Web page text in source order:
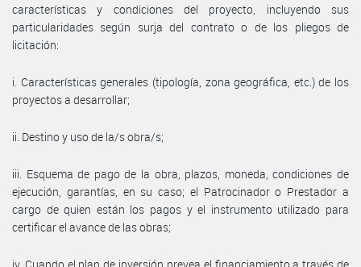
características y condiciones del proyecto, incluyendo sus
particularidades según surja del contrato o de los pliegos de
licitación:
i. Características generales (tipología, zona geográfica, etc.) de los
proyectos a desarrollar;
ii. Destino y uso de la/s obra/s;
iii. Esquema de pago de la obra, plazos, moneda, condiciones de
ejecución, garantías, en su caso; el Patrocinador o Prestador a
cargo de quien están los pagos y el instrumento utilizado para
certificar el avance de las obras;
iv. Cuando el plan de inversión prevea el financiamiento a través de